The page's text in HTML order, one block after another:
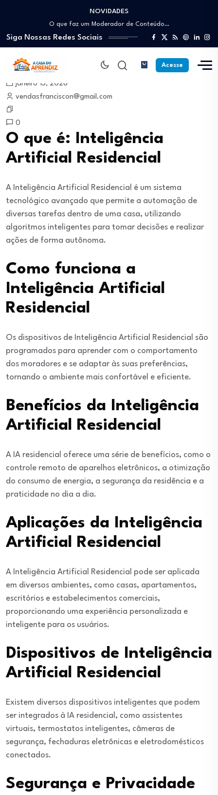
NOVIDADES
Como trabalhar como Estoquista: O guia para…
O que faz um Moderador de Conteúdo…
Como ser um Afiliado de Sucesso trabalhando…
Como dar Aulas Particulares Online e viver…
Profissão Instalador Solar: Como entrar no mercado…
Como trabalhar como Estoquista: O guia para…
O que faz um Moderador de Conteúdo…
Como ser um Afiliado de Sucesso trabalhando…
Siga Nossas Redes Sociais
Acesse
janeiro 13, 2026
vendasfranciscon@gmail.com
0
O que é: Inteligência
Artificial Residencial
A Inteligência Artificial Residencial é um sistema
tecnológico avançado que permite a automação de
diversas tarefas dentro de uma casa, utilizando
algoritmos inteligentes para tomar decisões e realizar
ações de forma autônoma.
Como funciona a
Inteligência Artificial
Residencial
Os dispositivos de Inteligência Artificial Residencial são
programados para aprender com o comportamento
dos moradores e se adaptar às suas preferências,
tornando o ambiente mais confortável e eficiente.
Benefícios da Inteligência
Artificial Residencial
A IA residencial oferece uma série de benefícios, como o
controle remoto de aparelhos eletrônicos, a otimização
do consumo de energia, a segurança da residência e a
praticidade no dia a dia.
Aplicações da Inteligência
Artificial Residencial
A Inteligência Artificial Residencial pode ser aplicada
em diversos ambientes, como casas, apartamentos,
escritórios e estabelecimentos comerciais,
proporcionando uma experiência personalizada e
inteligente para os usuários.
Dispositivos de Inteligência
Artificial Residencial
Existem diversos dispositivos inteligentes que podem
ser integrados à IA residencial, como assistentes
virtuais, termostatos inteligentes, câmeras de
segurança, fechaduras eletrônicas e eletrodomésticos
conectados.
Segurança e Privacidade